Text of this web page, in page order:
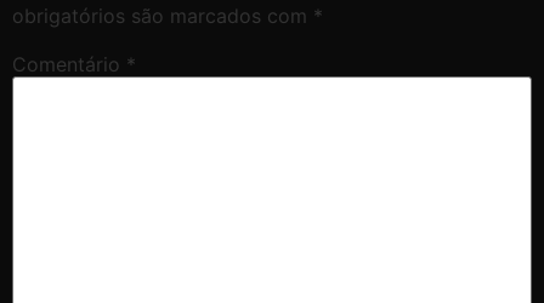
obrigatórios são marcados com *
Comentário *